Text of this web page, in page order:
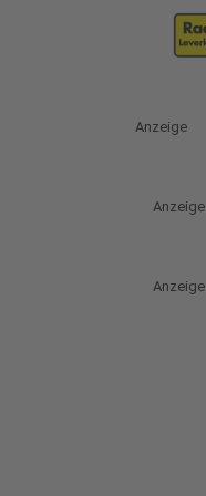
Anzeige
Anzeige
Anzeige